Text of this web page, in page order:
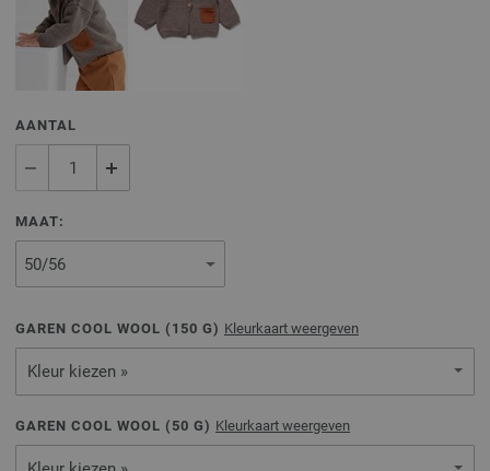
AANTAL
MAAT:
GAREN COOL WOOL ( 150 G) Kleurkaart weergeven
Kleur kiezen »
GAREN COOL WOOL ( 50 G) Kleurkaart weergeven